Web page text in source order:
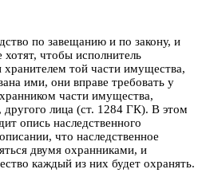
по завещанию и по закону, и
хотят, чтобы исполнитель
хранителем той части имущества,
ими, они вправе требовать у
части имущества,
другого лица (ст. 1284 ГК). В этом
опись наследственного
что наследственное
двумя охранниками, и
каждый из них будет охранять.